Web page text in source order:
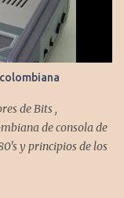
-
Facebook -
Si no estamos en tu
rss:
de Bits ,
de consola de
y principios de los